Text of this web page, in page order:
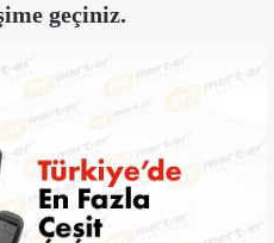
geçiniz.